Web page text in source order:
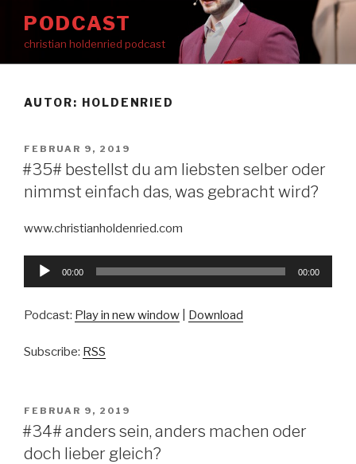
Inhalt
springen
PODCAST
christian holdenried podcast
AUTOR: HOLDENRIED
VERÖFFENTLICHT
AM
FEBRUAR 9, 2019
#35# bestellst du am liebsten selber oder
nimmst einfach das, was gebracht wird?
www.christianholdenried.com
Audio-
00:00 00:00
Podcast: Play in new window Download
Subscribe: RSS
VERÖFFENTLICHT
AM
FEBRUAR 9, 2019
#34# anders sein, anders machen oder
doch lieber gleich?